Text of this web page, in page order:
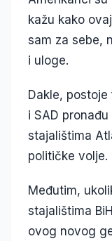
kažu kako
sam za sebe,
i uloge.
Dakle,
i SAD
stajalištima
političke volje.
Međutim,
stajalištima
ovog novog